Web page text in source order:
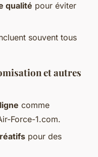
qualité pour éviter
souvent tous
et autres
comme
Force-1.com.
pour des